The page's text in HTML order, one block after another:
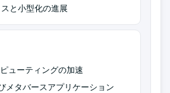
と小型化の進展
ューティングの加速
メタバースアプリケーション